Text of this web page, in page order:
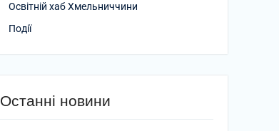
Освітній хаб Хмельниччини
Події
Останні новини